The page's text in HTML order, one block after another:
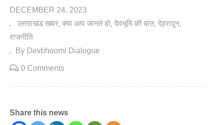
DECEMBER 24, 2023
उत्तराखंड खबर क्या आप जानते हो देवभूमि की बात देहरादून
राजनीति
By Devbhoomi Dialogue
0 Comments
Share this news